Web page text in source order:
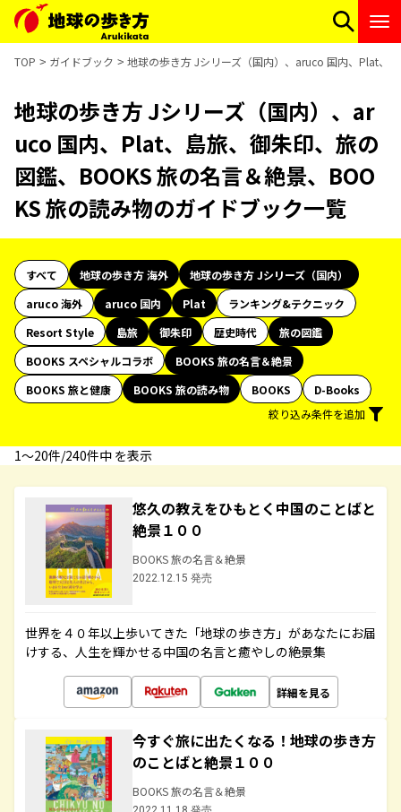
TOP ガイドブック 地球の歩き方 Jシリーズ（国内）、aruco 国内、Plat、
地球の歩き方 Jシリーズ（国内）、ar
uco 国内、Plat、島旅、御朱印、旅の
図鑑、BOOKS 旅の名言＆絶景、BOO
KS 旅の読み物のガイドブック一覧
すべて 地球の歩き方 海外
地球の歩き方 Jシリーズ（国内）
aruco 海外
aruco 国内 Plat
ランキング&テクニック
Resort Style
島旅 御朱印 歴史時代
旅の図鑑
BOOKS スペシャルコラボ
BOOKS 旅の名言＆絶景
BOOKS 旅と健康
BOOKS 旅の読み物 BOOKS
D-Books
絞り込み条件を追加
1〜20件/240件中 を表示
悠久の教えをひもとく中国のことばと
絶景１００
BOOKS 旅の名言＆絶景
2022.12.15 発売
世界を４０年以上歩いてきた「地球の歩き方」があなたにお届
けする、人生を輝かせる中国の名言と癒やしの絶景集
詳細を見る
今すぐ旅に出たくなる！地球の歩き方
のことばと絶景１００
BOOKS 旅の名言＆絶景